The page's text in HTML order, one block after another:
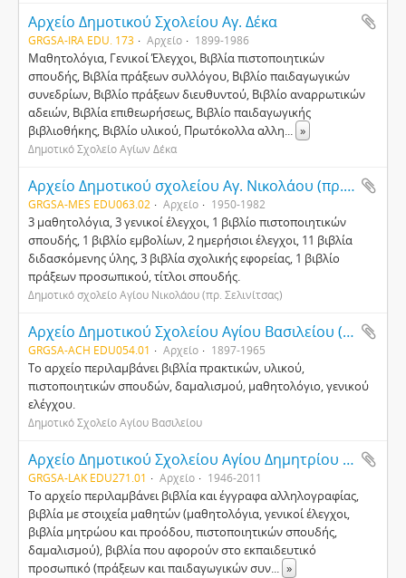
Αρχείο Δημοτικού Σχολείου Αγ. Δέκα
GRGSA-IRA EDU. 173 Αρχείο 1899-1986
Μαθητολόγια, Γενικοί Έλεγχοι, Βιβλία πιστοποιητικών
σπουδής, Βιβλία πράξεων συλλόγου, Βιβλίο παιδαγωγικών
συνεδρίων, Βιβλίο πράξεων διευθυντού, Βιβλίο αναρρωτικών
αδειών, Βιβλία επιθεωρήσεως, Βιβλίο παιδαγωγικής
βιβλιοθήκης, Βιβλίο υλικού, Πρωτόκολλα αλλη... »
Δημοτικό Σχολείο Αγίων Δέκα
Αρχείο Δημοτικού σχολείου Αγ. Νικολάου (πρ. Σελίνιτσας)
GRGSA-MES EDU063.02 Αρχείο 1950-1982
3 μαθητολόγια, 3 γενικοί έλεγχοι, 1 βιβλίο πιστοποιητικών
σπουδής, 1 βιβλίο εμβολίων, 2 ημερήσιοι έλεγχοι, 11 βιβλία
διδασκόμενης ύλης, 3 βιβλία σχολικής εφορείας, 1 βιβλίο
πράξεων προσωπικού, τίτλοι σπουδής.
Δημοτικό σχολείο Αγίου Νικολάου (πρ. Σελινίτσας)
Αρχείο Δημοτικού Σχολείου Αγίου Βασιλείου (Γουναριάνικα) Πατρών
GRGSA-ACH EDU054.01 Αρχείο 1897-1965
Το αρχείο περιλαμβάνει βιβλία πρακτικών, υλικού,
πιστοποιητικών σπουδών, δαμαλισμού, μαθητολόγιο, γενικού
ελέγχου.
Δημοτικό Σχολείο Αγίου Βασιλείου
Αρχείο Δημοτικού Σχολείου Αγίου Δημητρίου Ζάρακος
GRGSA-LAK EDU271.01 Αρχείο 1946-2011
Το αρχείο περιλαμβάνει βιβλία και έγγραφα αλληλογραφίας,
βιβλία με στοιχεία μαθητών (μαθητολόγια, γενικοί έλεγχοι,
βιβλία μητρώου και προόδου, πιστοποιητικών σπουδής,
δαμαλισμού), βιβλία που αφορούν στο εκπαιδευτικό
προσωπικό (πράξεων και παιδαγωγικών συν... »